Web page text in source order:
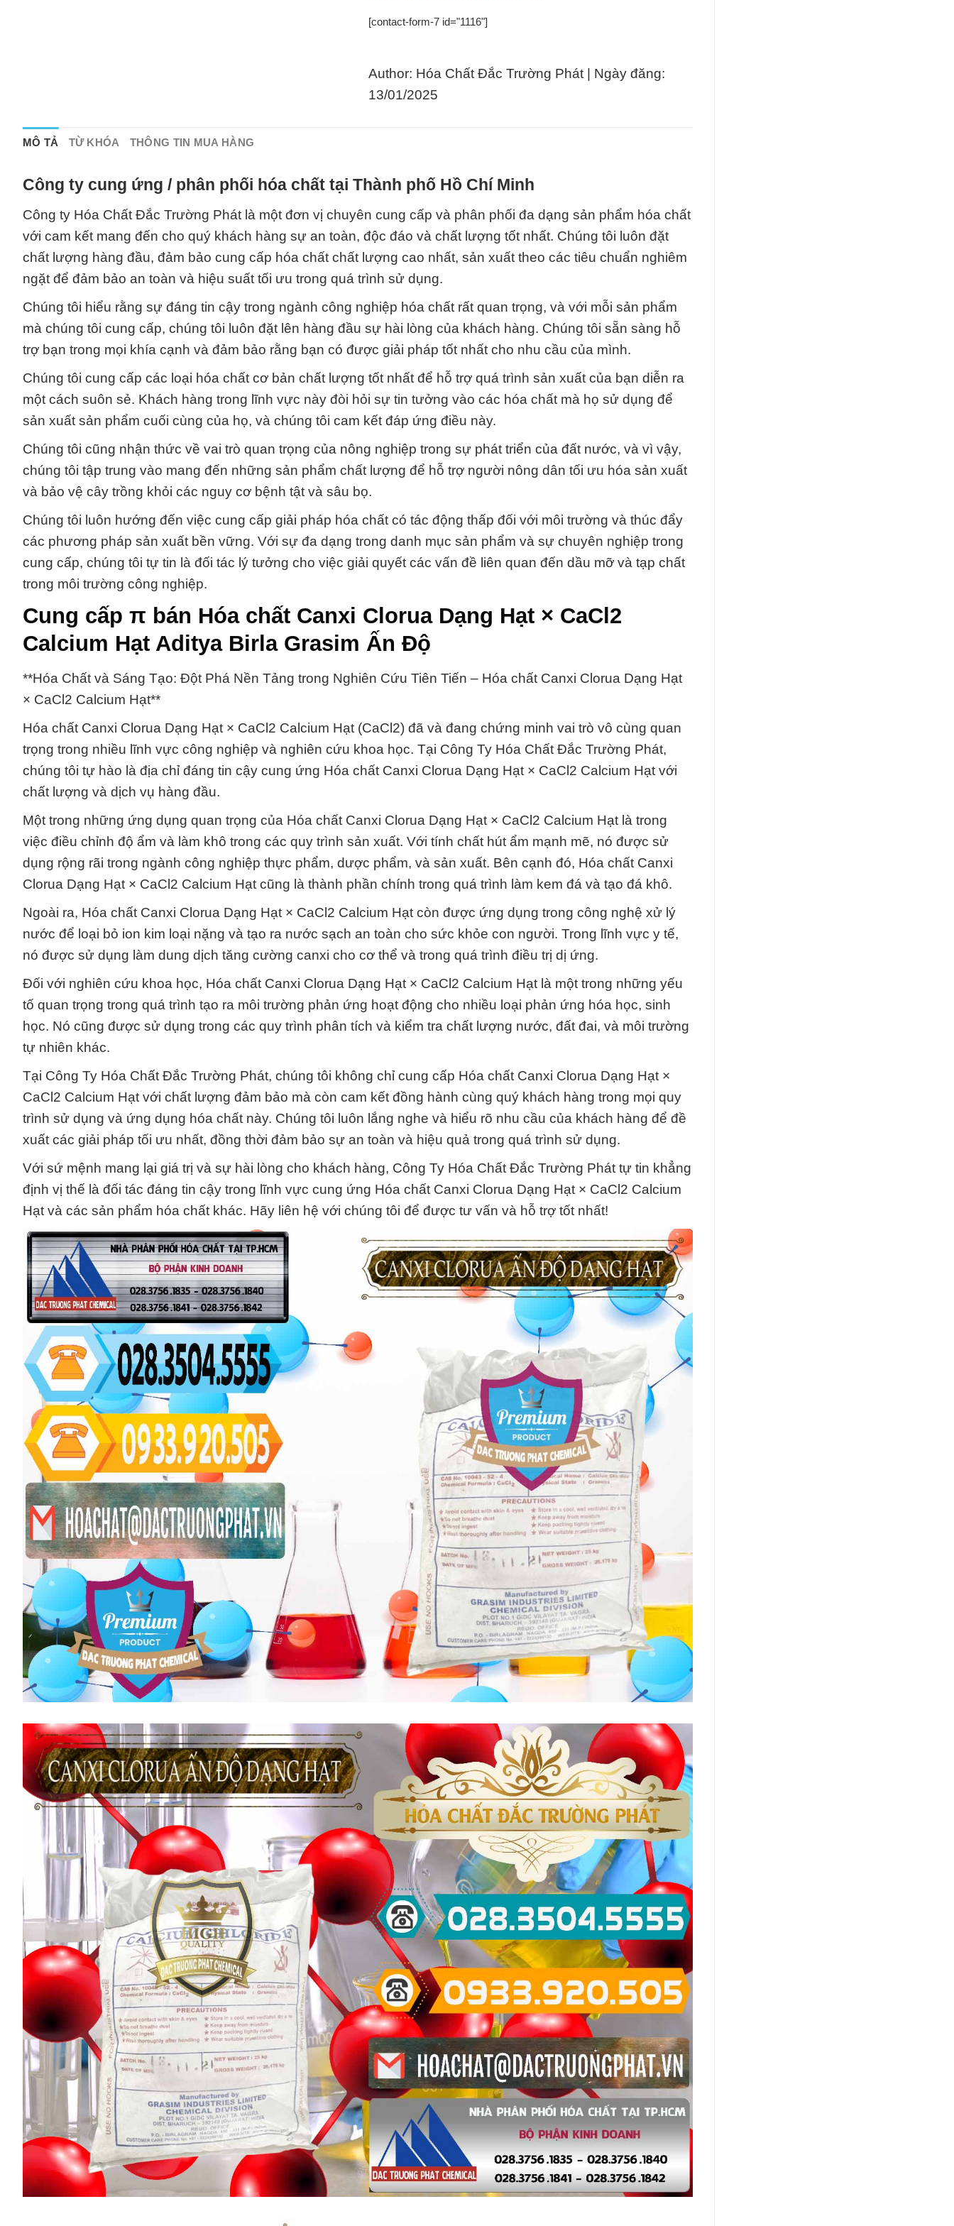
[contact-form-7 id="1116"]
Author: Hóa Chất Đắc Trường Phát | Ngày đăng:
13/01/2025
MÔ TẢ TỪ KHÓA THÔNG TIN MUA HÀNG
Công ty cung ứng / phân phối hóa chất tại Thành phố Hồ Chí Minh
Công ty Hóa Chất Đắc Trường Phát là một đơn vị chuyên cung cấp và phân phối đa dạng sản phẩm hóa chất
với cam kết mang đến cho quý khách hàng sự an toàn, độc đáo và chất lượng tốt nhất. Chúng tôi luôn đặt
chất lượng hàng đầu, đảm bảo cung cấp hóa chất chất lượng cao nhất, sản xuất theo các tiêu chuẩn nghiêm
ngặt để đảm bảo an toàn và hiệu suất tối ưu trong quá trình sử dụng.
Chúng tôi hiểu rằng sự đáng tin cậy trong ngành công nghiệp hóa chất rất quan trọng, và với mỗi sản phẩm
mà chúng tôi cung cấp, chúng tôi luôn đặt lên hàng đầu sự hài lòng của khách hàng. Chúng tôi sẵn sàng hỗ
trợ bạn trong mọi khía cạnh và đảm bảo rằng bạn có được giải pháp tốt nhất cho nhu cầu của mình.
Chúng tôi cung cấp các loại hóa chất cơ bản chất lượng tốt nhất để hỗ trợ quá trình sản xuất của bạn diễn ra
một cách suôn sẻ. Khách hàng trong lĩnh vực này đòi hỏi sự tin tưởng vào các hóa chất mà họ sử dụng để
sản xuất sản phẩm cuối cùng của họ, và chúng tôi cam kết đáp ứng điều này.
Chúng tôi cũng nhận thức về vai trò quan trọng của nông nghiệp trong sự phát triển của đất nước, và vì vậy,
chúng tôi tập trung vào mang đến những sản phẩm chất lượng để hỗ trợ người nông dân tối ưu hóa sản xuất
và bảo vệ cây trồng khỏi các nguy cơ bệnh tật và sâu bọ.
Chúng tôi luôn hướng đến việc cung cấp giải pháp hóa chất có tác động thấp đối với môi trường và thúc đẩy
các phương pháp sản xuất bền vững. Với sự đa dạng trong danh mục sản phẩm và sự chuyên nghiệp trong
cung cấp, chúng tôi tự tin là đối tác lý tưởng cho việc giải quyết các vấn đề liên quan đến dầu mỡ và tạp chất
trong môi trường công nghiệp.
Cung cấp π bán Hóa chất Canxi Clorua Dạng Hạt × CaCl2
Calcium Hạt Aditya Birla Grasim Ấn Độ
**Hóa Chất và Sáng Tạo: Đột Phá Nền Tảng trong Nghiên Cứu Tiên Tiến – Hóa chất Canxi Clorua Dạng Hạt
× CaCl2 Calcium Hạt**
Hóa chất Canxi Clorua Dạng Hạt × CaCl2 Calcium Hạt (CaCl2) đã và đang chứng minh vai trò vô cùng quan
trọng trong nhiều lĩnh vực công nghiệp và nghiên cứu khoa học. Tại Công Ty Hóa Chất Đắc Trường Phát,
chúng tôi tự hào là địa chỉ đáng tin cậy cung ứng Hóa chất Canxi Clorua Dạng Hạt × CaCl2 Calcium Hạt với
chất lượng và dịch vụ hàng đầu.
Một trong những ứng dụng quan trọng của Hóa chất Canxi Clorua Dạng Hạt × CaCl2 Calcium Hạt là trong
việc điều chỉnh độ ẩm và làm khô trong các quy trình sản xuất. Với tính chất hút ẩm mạnh mẽ, nó được sử
dụng rộng rãi trong ngành công nghiệp thực phẩm, dược phẩm, và sản xuất. Bên cạnh đó, Hóa chất Canxi
Clorua Dạng Hạt × CaCl2 Calcium Hạt cũng là thành phần chính trong quá trình làm kem đá và tạo đá khô.
Ngoài ra, Hóa chất Canxi Clorua Dạng Hạt × CaCl2 Calcium Hạt còn được ứng dụng trong công nghệ xử lý
nước để loại bỏ ion kim loại nặng và tạo ra nước sạch an toàn cho sức khỏe con người. Trong lĩnh vực y tế,
nó được sử dụng làm dung dịch tăng cường canxi cho cơ thể và trong quá trình điều trị dị ứng.
Đối với nghiên cứu khoa học, Hóa chất Canxi Clorua Dạng Hạt × CaCl2 Calcium Hạt là một trong những yếu
tố quan trọng trong quá trình tạo ra môi trường phản ứng hoạt động cho nhiều loại phản ứng hóa học, sinh
học. Nó cũng được sử dụng trong các quy trình phân tích và kiểm tra chất lượng nước, đất đai, và môi trường
tự nhiên khác.
Tại Công Ty Hóa Chất Đắc Trường Phát, chúng tôi không chỉ cung cấp Hóa chất Canxi Clorua Dạng Hạt ×
CaCl2 Calcium Hạt với chất lượng đảm bảo mà còn cam kết đồng hành cùng quý khách hàng trong mọi quy
trình sử dụng và ứng dụng hóa chất này. Chúng tôi luôn lắng nghe và hiểu rõ nhu cầu của khách hàng để đề
xuất các giải pháp tối ưu nhất, đồng thời đảm bảo sự an toàn và hiệu quả trong quá trình sử dụng.
Với sứ mệnh mang lại giá trị và sự hài lòng cho khách hàng, Công Ty Hóa Chất Đắc Trường Phát tự tin khẳng
định vị thế là đối tác đáng tin cậy trong lĩnh vực cung ứng Hóa chất Canxi Clorua Dạng Hạt × CaCl2 Calcium
Hạt và các sản phẩm hóa chất khác. Hãy liên hệ với chúng tôi để được tư vấn và hỗ trợ tốt nhất!